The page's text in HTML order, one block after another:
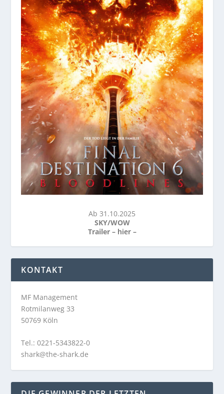
Ab 31.10.2025
SKY/WOW
Trailer – hier –
KONTAKT
MF Management
Rotmilanweg 33
50769 Köln
Tel.: 0221-5343822-0
shark@the-shark.de